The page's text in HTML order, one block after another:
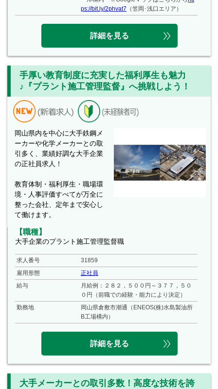
ps://bit.ly/2phvat7 （笠岡･浅口エリア）
詳細を見る
手厚い教育制度に充実した福利厚生も魅力
♪『プラント施工管理監督』へ挑戦しよう！
岡山県内を中心に大手鉄鋼メ
ーカーや化学メーカーとの取
引多く、業績好調な大手企業
の正社員求人！
教育体制・福利厚生・職場環
境・人事評価すべてが万全に
整った会社、定年まで安心し
て働けます。
【職種】
大手企業のプラント施工管理監督職
求人番号
31859
雇用形態
正社員
給与
月給例：２８２，５００円～３７７，５０
０円（前職での経験・能力により決定）
勤務地
岡山県倉敷市潮通（ENEOS(株)水島製油所
B工場構内）
詳細を見る
大手メーカーとの取引多数！高度な技術を誇